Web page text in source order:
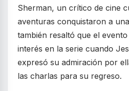
Sherman, un crítico de cine
aventuras conquistaron a
también resaltó que el
interés en la serie cuando
expresó su admiración por
las charlas para su regreso.